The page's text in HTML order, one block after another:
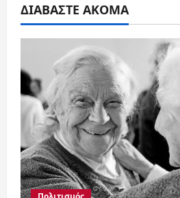
ΔΙΑΒΑΣΤΕ ΑΚΟΜΑ